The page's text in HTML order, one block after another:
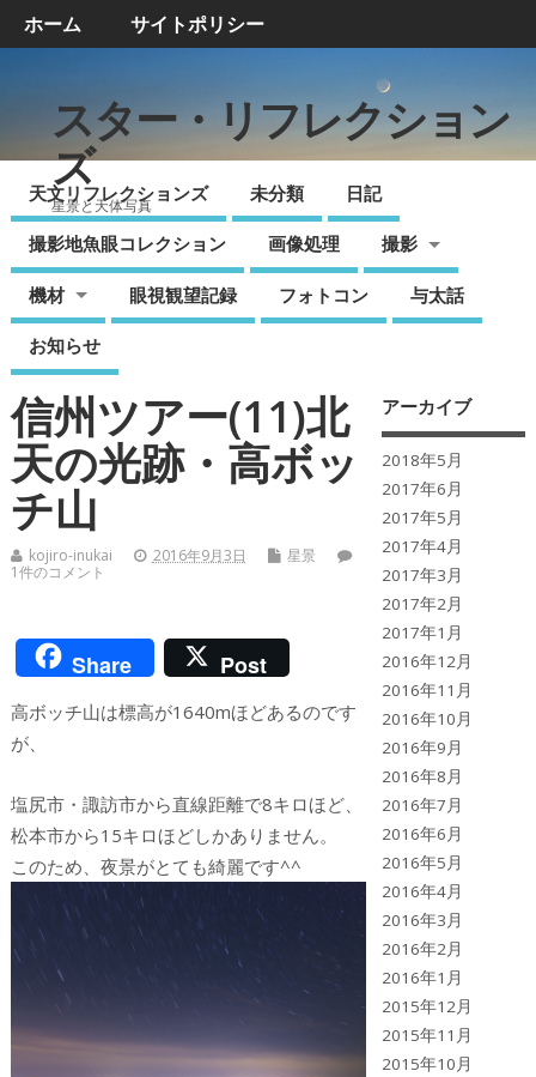
ホーム サイトポリシー
スター・リフレクション
ズ
星景と天体写真
天文リフレクションズ 未分類 日記
撮影地魚眼コレクション 画像処理 撮影
機材 眼視観望記録 フォトコン 与太話
お知らせ
信州ツアー(11)北
天の光跡・高ボッ
チ山
kojiro-inukai 2016年9月3日
星景
1件のコメント
Share Post
高ボッチ山は標高が1640mほどあるのです
が、
塩尻市・諏訪市から直線距離で8キロほど、
松本市から15キロほどしかありません。
このため、夜景がとても綺麗です^^
アーカイブ
2018年5月
2017年6月
2017年5月
2017年4月
2017年3月
2017年2月
2017年1月
2016年12月
2016年11月
2016年10月
2016年9月
2016年8月
2016年7月
2016年6月
2016年5月
2016年4月
2016年3月
2016年2月
2016年1月
2015年12月
2015年11月
2015年10月